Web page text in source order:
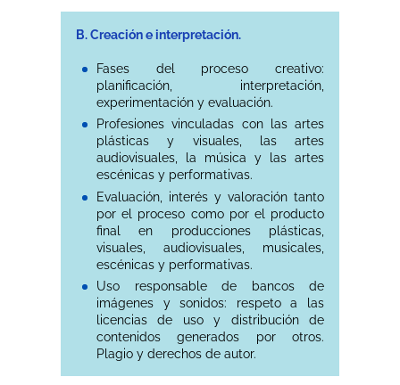
B. Creación e interpretación.
Fases del proceso creativo:
planificación, interpretación,
experimentación y evaluación.
Profesiones vinculadas con las artes
plásticas y visuales, las artes
audiovisuales, la música y las artes
escénicas y performativas.
Evaluación, interés y valoración tanto
por el proceso como por el producto
final en producciones plásticas,
visuales, audiovisuales, musicales,
escénicas y performativas.
Uso responsable de bancos de
imágenes y sonidos: respeto a las
licencias de uso y distribución de
contenidos generados por otros.
Plagio y derechos de autor.